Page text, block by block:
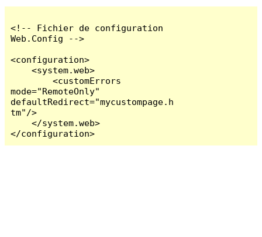
<!-- Fichier de configuration
Web.Config -->
<configuration>
    <system.web>
        <customErrors
mode="RemoteOnly"
defaultRedirect="mycustompage.h
tm"/>
    </system.web>
</configuration>